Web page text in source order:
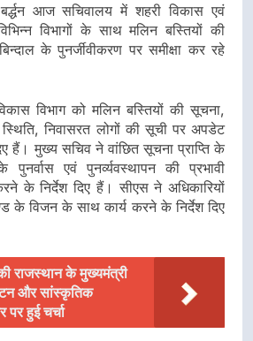
आज सचिवालय में शहरी विकास एवं
विभागों के साथ मलिन बस्तियों की
के पुनर्जीवीकरण पर समीक्षा कर रहे
विभाग को मलिन बस्तियों की सूचना,
निवासरत लोगों की सूची पर अपडेट
हैं। मुख्य सचिव ने वांछित सूचना प्राप्ति के
पुनर्वास एवं पुनर्व्यवस्थापन की प्रभावी
के निर्देश दिए हैं। सीएस ने अधिकारियों
के विजन के साथ कार्य करने के निर्देश दिए
राजस्थान के मुख्यमंत्री
और सांस्कृतिक
पर हुई चर्चा